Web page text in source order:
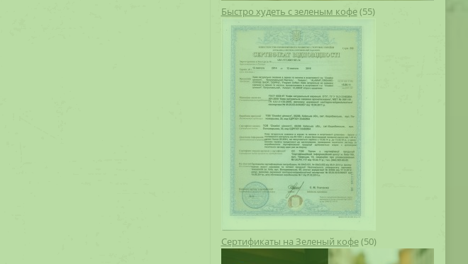
Быстро худеть с зеленым кофе(55)
Сертификаты на Зеленый кофе(50)